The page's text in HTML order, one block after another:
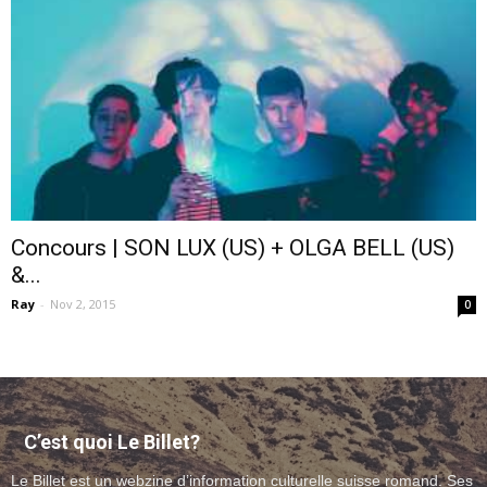
–
webzine
–
musique
Concours | SON LUX (US) + OLGA BELL (US)
&...
Ray - Nov 2, 2015 0
C’est quoi Le Billet?
Le Billet est un webzine d’information culturelle suisse romand. Ses